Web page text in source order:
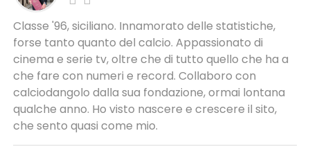
Classe '96, siciliano. Innamorato delle statistiche,
forse tanto quanto del calcio. Appassionato di
cinema e serie tv, oltre che di tutto quello che ha a
che fare con numeri e record. Collaboro con
calciodangolo dalla sua fondazione, ormai lontana
qualche anno. Ho visto nascere e crescere il sito,
che sento quasi come mio.